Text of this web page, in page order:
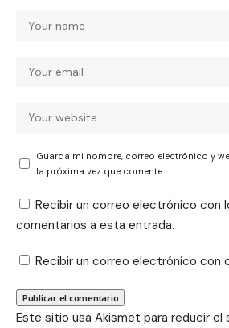
Guarda mi nombre, correo electrónico y
la próxima vez que comente.
Recibir un correo electrónico con
comentarios a esta entrada.
Recibir un correo electrónico con
Este sitio usa Akismet para reducir el